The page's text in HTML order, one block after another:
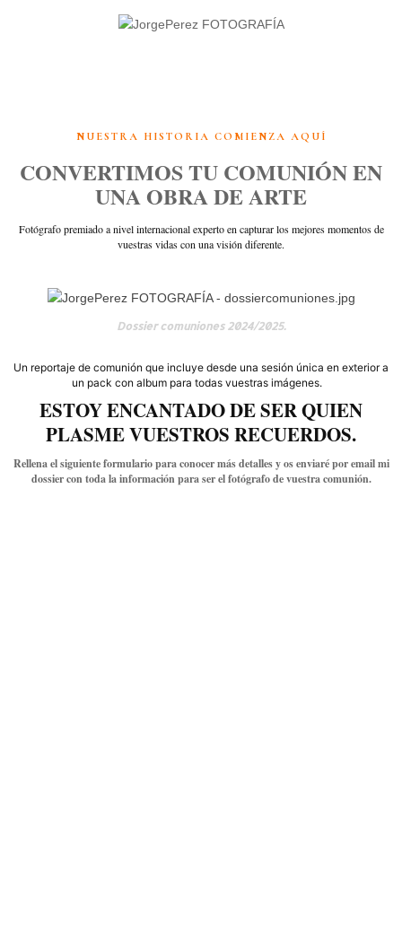
NUESTRA HISTORIA COMIENZA AQUÍ
CONVERTIMOS TU COMUNIÓN EN
UNA OBRA DE ARTE
Fotógrafo premiado a nivel internacional experto en capturar los mejores momentos de
vuestras vidas con una visión diferente.
Dossier comuniones 2024/2025.
Un reportaje de comunión que incluye desde una sesión única en exterior a
un pack con album para todas vuestras imágenes.
ESTOY ENCANTADO DE SER QUIEN
PLASME VUESTROS RECUERDOS.
Rellena el siguiente formulario para conocer más detalles y os enviaré por email mi
dossier con toda la información para ser el fotógrafo de vuestra comunión.